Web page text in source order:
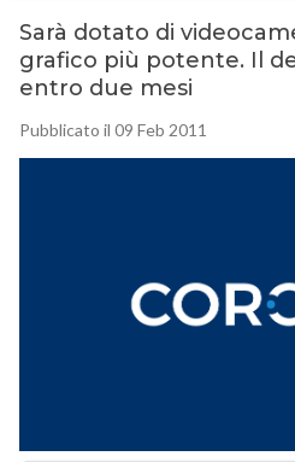
Sarà dotato di
grafico più potente. Il
entro due mesi
Pubblicato il 09 Feb 2011